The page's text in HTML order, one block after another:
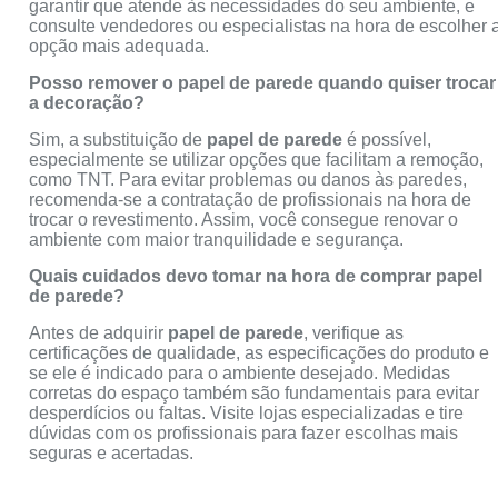
garantir que atende às necessidades do seu ambiente, e
consulte vendedores ou especialistas na hora de escolher
opção mais adequada.
Posso remover o papel de parede quando quiser trocar
a decoração?
Sim, a substituição de papel de parede é possível,
especialmente se utilizar opções que facilitam a remoção,
como TNT. Para evitar problemas ou danos às paredes,
recomenda-se a contratação de profissionais na hora de
trocar o revestimento. Assim, você consegue renovar o
ambiente com maior tranquilidade e segurança.
Quais cuidados devo tomar na hora de comprar papel
de parede?
Antes de adquirir papel de parede, verifique as
certificações de qualidade, as especificações do produto e
se ele é indicado para o ambiente desejado. Medidas
corretas do espaço também são fundamentais para evitar
desperdícios ou faltas. Visite lojas especializadas e tire
dúvidas com os profissionais para fazer escolhas mais
seguras e acertadas.